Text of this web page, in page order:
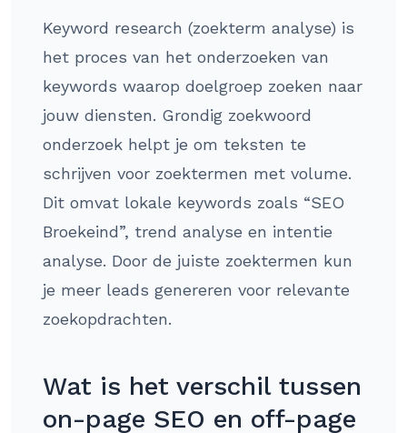
Keyword research (zoekterm analyse) is
het proces van het onderzoeken van
keywords waarop doelgroep zoeken naar
jouw diensten. Grondig zoekwoord
onderzoek helpt je om teksten te
schrijven voor zoektermen met volume.
Dit omvat lokale keywords zoals “SEO
Broekeind”, trend analyse en intentie
analyse. Door de juiste zoektermen kun
je meer leads genereren voor relevante
zoekopdrachten.
Wat is het verschil tussen
on-page SEO en off-page